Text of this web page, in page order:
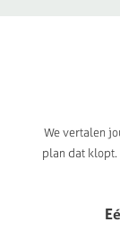
We vertalen
plan dat klopt.